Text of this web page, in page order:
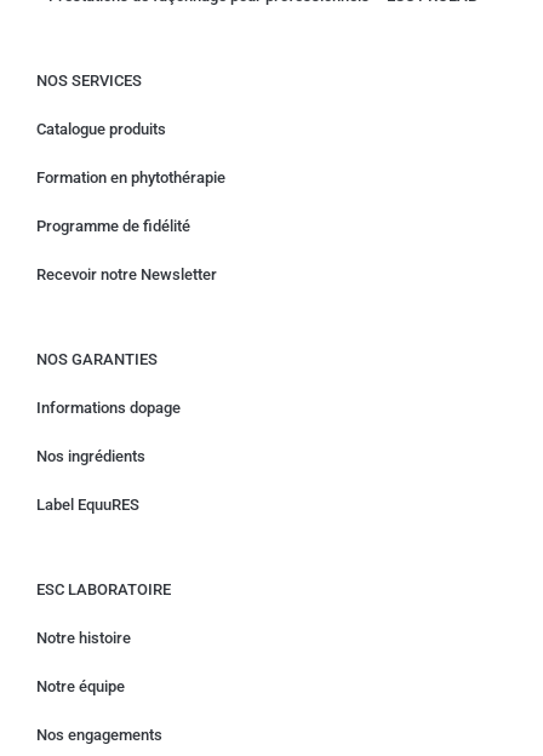
NOS SERVICES
Catalogue produits
Formation en phytothérapie
Programme de fidélité
Recevoir notre Newsletter
NOS GARANTIES
Informations dopage
Nos ingrédients
Label EquuRES
ESC LABORATOIRE
Notre histoire
Notre équipe
Nos engagements